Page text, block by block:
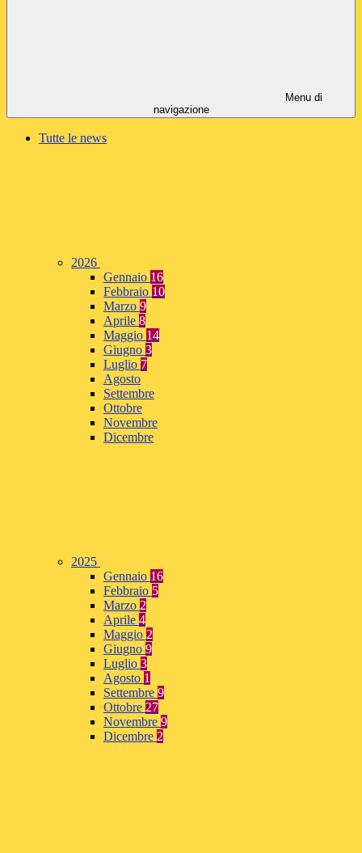
Menu di
navigazione
Tutte le news
2026
Gennaio 16
Febbraio 10
Marzo 9
Aprile 8
Maggio 14
Giugno 3
Luglio 7
Agosto
Settembre
Ottobre
Novembre
Dicembre
2025
Gennaio 16
Febbraio 5
Marzo 2
Aprile 4
Maggio 2
Giugno 9
Luglio 3
Agosto 1
Settembre 9
Ottobre 27
Novembre 9
Dicembre 2